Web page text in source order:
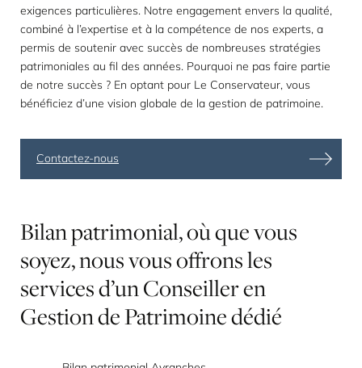
exigences particulières. Notre engagement envers la qualité,
combiné à l’expertise et à la compétence de nos experts, a
permis de soutenir avec succès de nombreuses stratégies
patrimoniales au fil des années. Pourquoi ne pas faire partie
de notre succès ? En optant pour Le Conservateur, vous
bénéficiez d’une vision globale de la gestion de patrimoine.
Contactez-nous
Bilanpatrimonial,oùquevous
soyez,nousvousoffronsles
servicesd’unConseilleren
GestiondePatrimoinedédié